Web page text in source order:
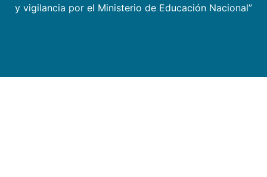
y vigilancia por el Ministerio de Educación Nacional”